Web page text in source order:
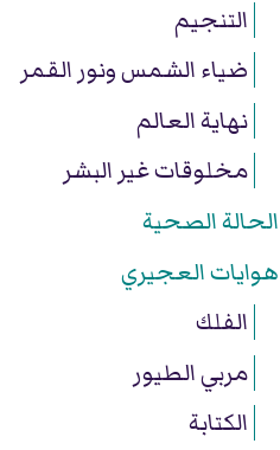
التنجيم
ضياء الشمس ونور القمر
نهاية العالم
مخلوقات غير البشر
الحالة الصحية
هوايات العجيري
الفلك
مربي الطيور
الكتابة